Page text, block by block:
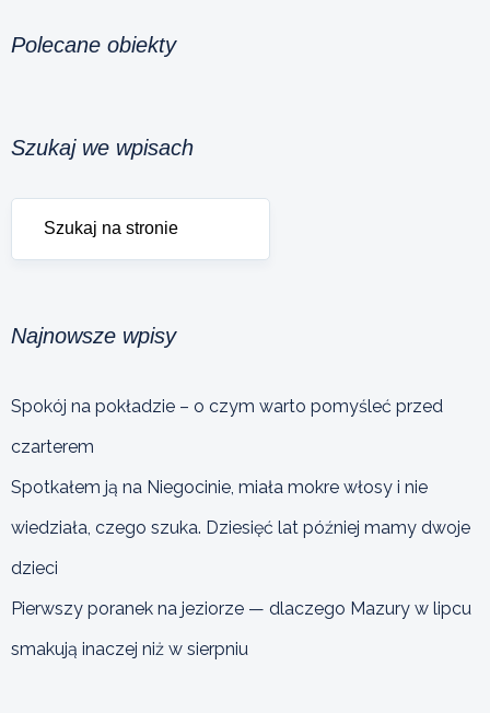
Polecane obiekty
Szukaj we wpisach
Najnowsze wpisy
Spokój na pokładzie – o czym warto pomyśleć przed
czarterem
Spotkałem ją na Niegocinie, miała mokre włosy i nie
wiedziała, czego szuka. Dziesięć lat później mamy dwoje
dzieci
Pierwszy poranek na jeziorze — dlaczego Mazury w lipcu
smakują inaczej niż w sierpniu